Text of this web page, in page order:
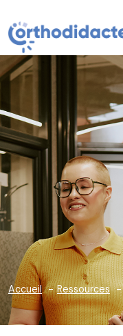
Accueil Ressources